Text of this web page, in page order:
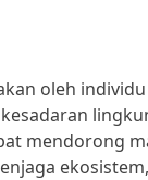
oleh
mendorong